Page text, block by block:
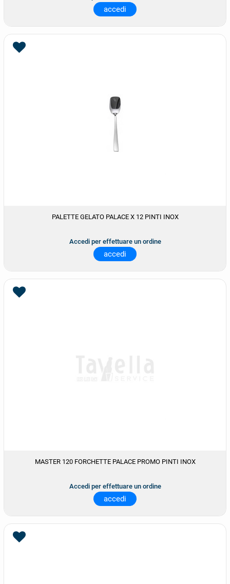
accedi
PALETTE GELATO PALACE X 12 PINTI INOX
Accedi per effettuare un ordine
accedi
MASTER 120 FORCHETTE PALACE PROMO PINTI INOX
Accedi per effettuare un ordine
accedi